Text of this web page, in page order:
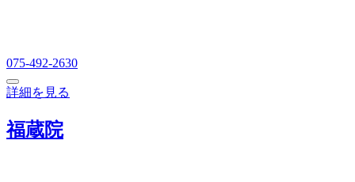
075-492-2630
詳細を見る
福蔵院